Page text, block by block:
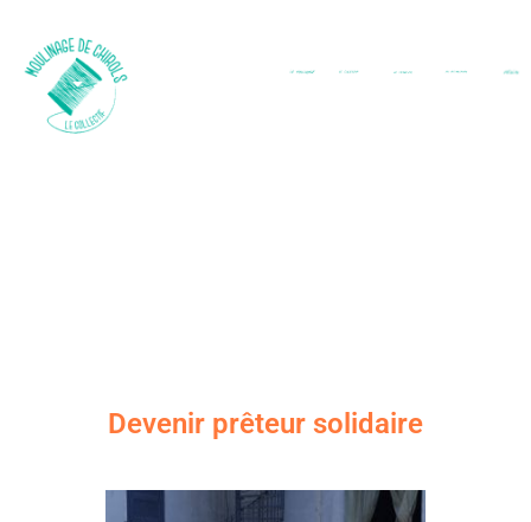
Devenir prêteur solidaire